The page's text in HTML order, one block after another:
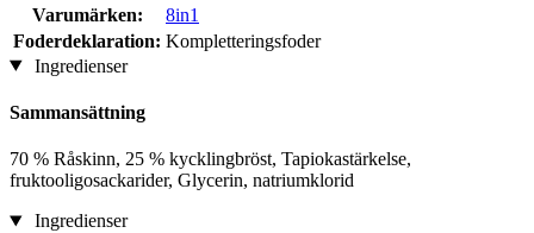
Varumärken:
8in1
Foderdeklaration: Kompletteringsfoder
Ingredienser
Sammansättning
70 % Råskinn, 25 % kycklingbröst, Tapiokastärkelse,
fruktooligosackarider, Glycerin, natriumklorid
Ingredienser